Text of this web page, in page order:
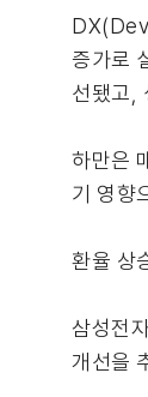
증가로
선됐고,
하만은
기 영향
환율 상
삼성전
개선을